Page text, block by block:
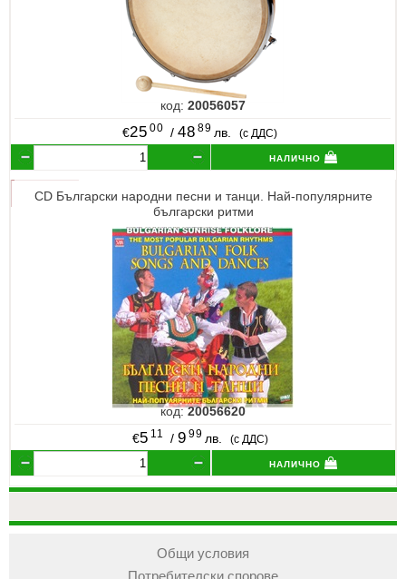
код: 20056057
€25 00 / 48 89 лв. (с ДДС)
налично
CD Български народни песни и танци. Най-популярните
български ритми
код:20056620
€5 11 / 9 99 лв. (с ДДС)
налично
Общи условия
Потребителски спорове